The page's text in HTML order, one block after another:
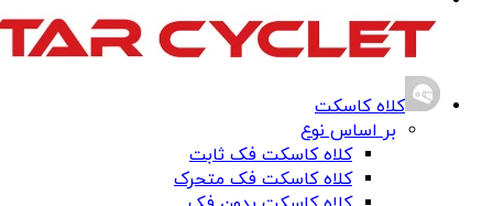
کلاه کاسکت
بر اساس نوع
کلاه کاسکت فک ثابت
کلاه کاسکت فک متحرک